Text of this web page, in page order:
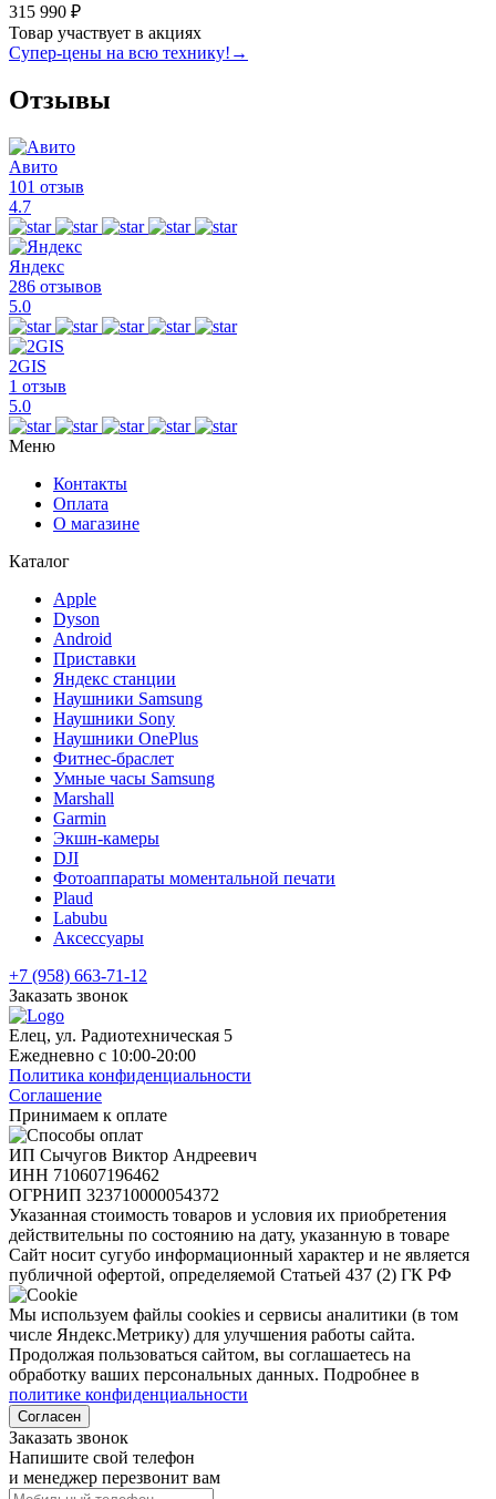
315 990 ₽
Товар участвует в акциях
Супер-цены на всю технику! →
Отзывы
Авито
101 отзыв
4.7
Яндекс
286 отзывов
5.0
2GIS
1 отзыв
5.0
Меню
Контакты
Оплата
О магазине
Каталог
Apple
Dyson
Android
Приставки
Яндекс станции
Наушники Samsung
Наушники Sony
Наушники OnePlus
Фитнес-браслет
Умные часы Samsung
Marshall
Garmin
Экшн-камеры
DJI
Фотоаппараты моментальной печати
Plaud
Labubu
Аксессуары
+7 (958) 663-71-12
Заказать звонок
Елец, ул. Радиотехническая 5
Ежедневно с 10:00-20:00
Политика конфиденциальности
Соглашение
Принимаем к оплате
ИП Сычугов Виктор Андреевич
ИНН 710607196462
ОГРНИП 323710000054372
Указанная стоимость товаров и условия их приобретения
действительны по состоянию на дату, указанную в товаре
Сайт носит сугубо информационный характер и не является
публичной офертой, определяемой Статьей 437 (2) ГК РФ
Мы используем файлы cookies и сервисы аналитики (в том
числе Яндекс.Метрику) для улучшения работы сайта.
Продолжая пользоваться сайтом, вы соглашаетесь на
обработку ваших персональных данных. Подробнее в
политике конфиденциальности
Согласен
Заказать звонок
Напишите свой телефон
и менеджер перезвонит вам